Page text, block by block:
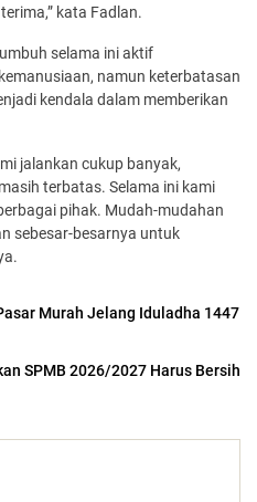
kata Fadlan.
selama ini aktif
namun keterbatasan
kendala dalam memberikan
jalankan cukup banyak,
terbatas. Selama ini kami
pihak. Mudah-mudahan
sebesar-besarnya untuk
Murah Jelang Iduladha 1447
SPMB 2026/2027 Harus Bersih